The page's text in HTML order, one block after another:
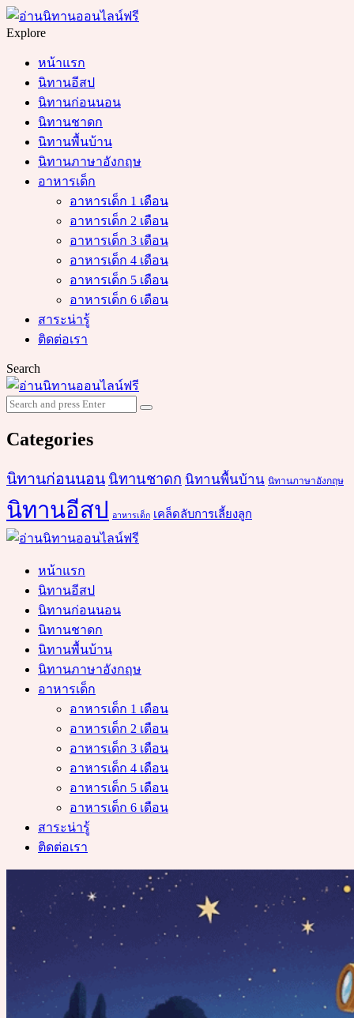
Menu
Search
Explore
หน้าแรก
นิทานอีสป
นิทานก่อนนอน
นิทานชาดก
นิทานพื้นบ้าน
นิทานภาษาอังกฤษ
อาหารเด็ก
อาหารเด็ก 1 เดือน
อาหารเด็ก 2 เดือน
อาหารเด็ก 3 เดือน
อาหารเด็ก 4 เดือน
อาหารเด็ก 5 เดือน
อาหารเด็ก 6 เดือน
สาระน่ารู้
ติดต่อเรา
Search
Search
for:
Search
Categories
นิทานก่อนนอน นิทานชาดก นิทานพื้นบ้าน นิทานภาษาอังกฤษ
นิทานอีสป อาหารเด็ก เคล็ดลับการเลี้ยงลูก
หน้าแรก
นิทานอีสป
นิทานก่อนนอน
นิทานชาดก
นิทานพื้นบ้าน
นิทานภาษาอังกฤษ
อาหารเด็ก
อาหารเด็ก 1 เดือน
อาหารเด็ก 2 เดือน
อาหารเด็ก 3 เดือน
อาหารเด็ก 4 เดือน
อาหารเด็ก 5 เดือน
อาหารเด็ก 6 เดือน
สาระน่ารู้
ติดต่อเรา